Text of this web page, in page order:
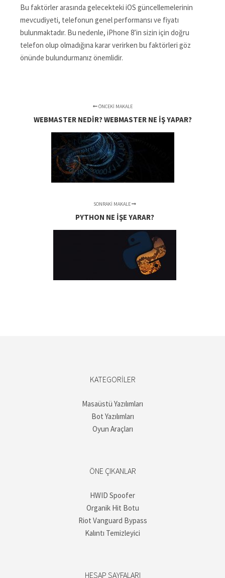
Bu faktörler arasında gelecekteki iOS güncellemelerinin
mevcudiyeti, telefonun genel performansı ve fiyatı
bulunmaktadır. Bu nedenle, iPhone 8’in sizin için doğru
telefon olup olmadığına karar verirken bu faktörleri göz
önünde bulundurmanız önemlidir.
ÖNCEKI MAKALE
WEBMASTER NEDIR? WEBMASTER NE İŞ YAPAR?
SONRAKI MAKALE
PYTHON NE IŞE YARAR?
KATEGORILER
Masaüstü Yazılımları
Bot Yazılımları
Oyun Araçları
ÖNE ÇIKANLAR
HWID Spoofer
Organik Hit Botu
Riot Vanguard Bypass
Kalıntı Temizleyici
HESAP SAYFALARI